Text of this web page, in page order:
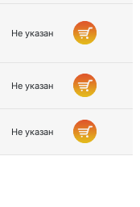
Не указан
Не указан
Не указан